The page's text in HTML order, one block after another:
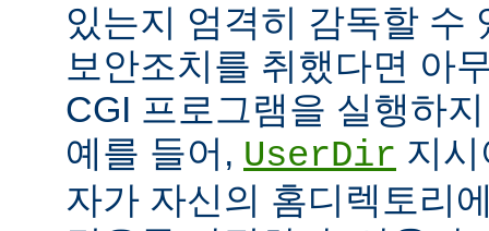
있는지 엄격히 감독할 수
보안조치를 취했다면 아
CGI 프로그램을 실행하
예를 들어, UserDir 지
자가 자신의 홈디렉토리